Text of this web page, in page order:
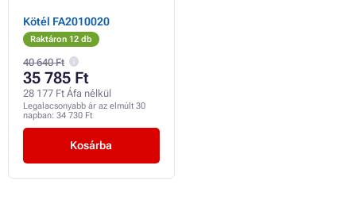
Kötél FA2010020
Raktáron 12 db
40 640 Ft
35 785 Ft
28 177 Ft Áfa nélkül
Legalacsonyabb ár az elmúlt 30
napban: 34 730 Ft
Kosárba